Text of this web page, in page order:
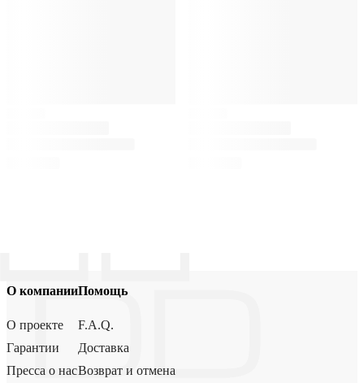
О компании
О проекте
Гарантии
Пресса о нас
Помощь
F.A.Q.
Доставка
Возврат и отмена